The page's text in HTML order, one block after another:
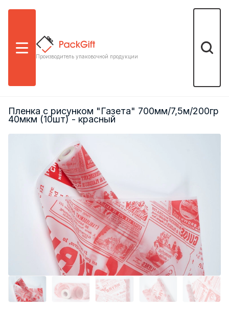
Меню
Производитель упаковочной продукции
Поиск
Пленка с рисунком "Газета" 700мм/7,5м/200гр
40мкм (10шт) - красный